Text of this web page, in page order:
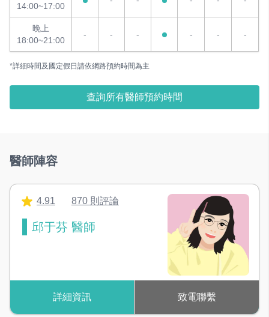
14:00~17:00
晚上
18:00~21:00
- - - - - -
*詳細時間及國定假日請依網路預約時間為主
查詢所有醫師預約時間
醫師陣容
4.91 870 則評論
邱于芬 醫師
詳細資訊 致電聯繫